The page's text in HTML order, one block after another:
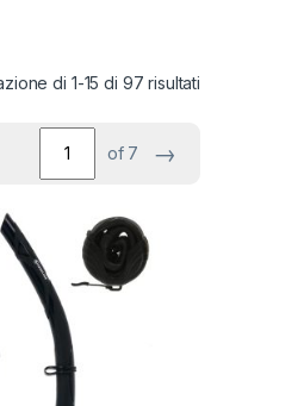
di 1-15 di 97 risultati
of 7 →